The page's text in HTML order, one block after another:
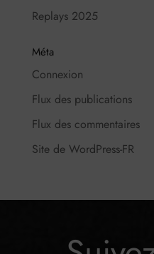
Replays 2025
Méta
Connexion
Flux des publications
Flux des commentaires
Site de WordPress-FR